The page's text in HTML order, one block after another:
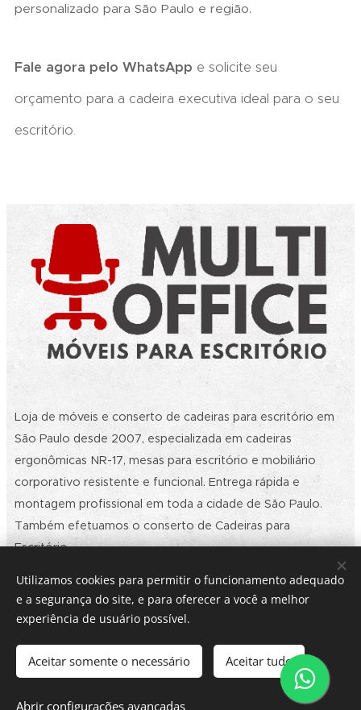
personalizado para São Paulo e região.
Fale agora pelo WhatsApp e solicite seu
orçamento para a cadeira executiva ideal para o seu
escritório.
Loja de móveis e conserto de cadeiras para escritório em
São Paulo desde 2007, especializada em cadeiras
ergonômicas NR-17, mesas para escritório e mobiliário
corporativo resistente e funcional. Entrega rápida e
montagem profissional em toda a cidade de São Paulo.
Também efetuamos o conserto de Cadeiras para
Escritório.
2026 | Ⓡ Multi Office Móveis e Conserto de Cadeiras para
Escritório SP | Todos os Direitos Reservados. | Política de
Rodovia Raposo Tavares, 4.149 - Loja 01 - Butantã - CEP:
05576-150 - São Paulo/SP - (11) 3731-8757 - E-mail:
Utilizamos cookies para permitir o funcionamento adequado
e a segurança do site, e para oferecer a você a melhor
experiência de usuário possível.
Aceitar somente o necessário Aceitar tudo
Abrir configurações avançadas